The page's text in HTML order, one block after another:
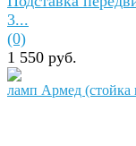
3...
(0)
1 550 руб.